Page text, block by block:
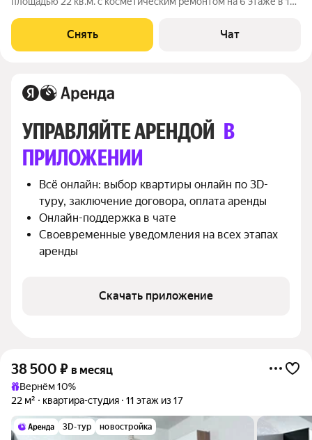
Снять Чат
УПРАВЛЯЙТЕ АРЕНДОЙ В
ПРИЛОЖЕНИИ
Всё онлайн: выбор квартиры онлайн по 3D-
туру, заключение договора, оплата аренды
Онлайн-поддержка в чате
Своевременные уведомления на всех этапах
аренды
Скачать приложение
38 500 ₽ в месяц
Вернём 10%
22 м²
квартира-студия 11 этаж из 17
3D-тур новостройка